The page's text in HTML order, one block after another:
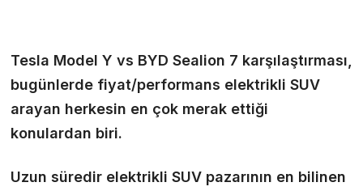
Tesla Model Y vs BYD Sealion 7 karşılaştırması,
bugünlerde fiyat/performans elektrikli SUV
arayan herkesin en çok merak ettiği
konulardan biri.
Uzun süredir elektrikli SUV pazarının en bilinen